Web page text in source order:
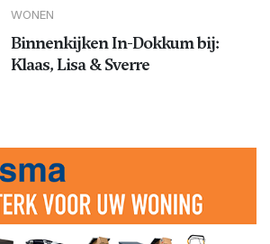
WONEN
Binnenkijken In-Dokkum bij:
Klaas, Lisa & Sverre